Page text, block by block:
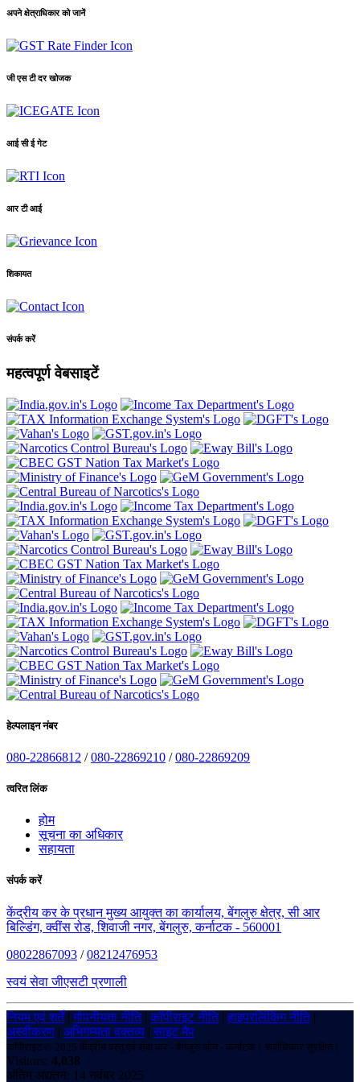
अपने क्षेत्राधिकार को जानें
जी एस टी दर खोजक
आई सी ई गेट
आर टी आई
शिकायत
संपर्क करें
महत्वपूर्ण वेबसाइटें
हेल्पलाइन नंबर
080-22866812 /080-22869210 /080-22869209
त्वरित लिंक
होम
सूचना का अधिकार
सहायता
संपर्क करें
केंद्रीय कर के प्रधान मुख्य आयुक्त का कार्यालय, बेंगलुरु क्षेत्र, सी आर
बिल्डिंग, क्वींस रोड, शिवाजी नगर, बेंगलुरु, कर्नाटक - 560001
08022867093 /08212476953
स्वयं सेवा जीएसटी प्रणाली
नियम एवं शर्तें|गोपनीयता नीति|कॉपीराइट नीति|हाइपरलिंकिंग नीति|
अस्वीकरण | अभिगम्यता वक्तव्य |साइट मैप
कॉपीराइट © 2025 केंद्रीय वस्तु एवं सेवा कर - बेंगलुरु ज़ोन - कर्नाटक। सर्वाधिकार सुरक्षित।
Visitors: 4,038
अंतिम अद्यतन: 14 नवंबर 2025